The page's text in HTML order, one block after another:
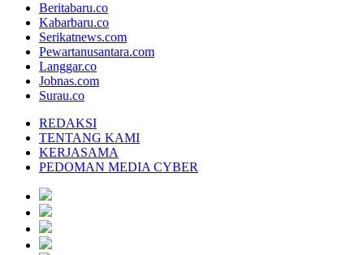
Beritabaru.co
Kabarbaru.co
Serikatnews.com
Pewartanusantara.com
Langgar.co
Jobnas.com
Surau.co
REDAKSI
TENTANG KAMI
KERJASAMA
PEDOMAN MEDIA CYBER